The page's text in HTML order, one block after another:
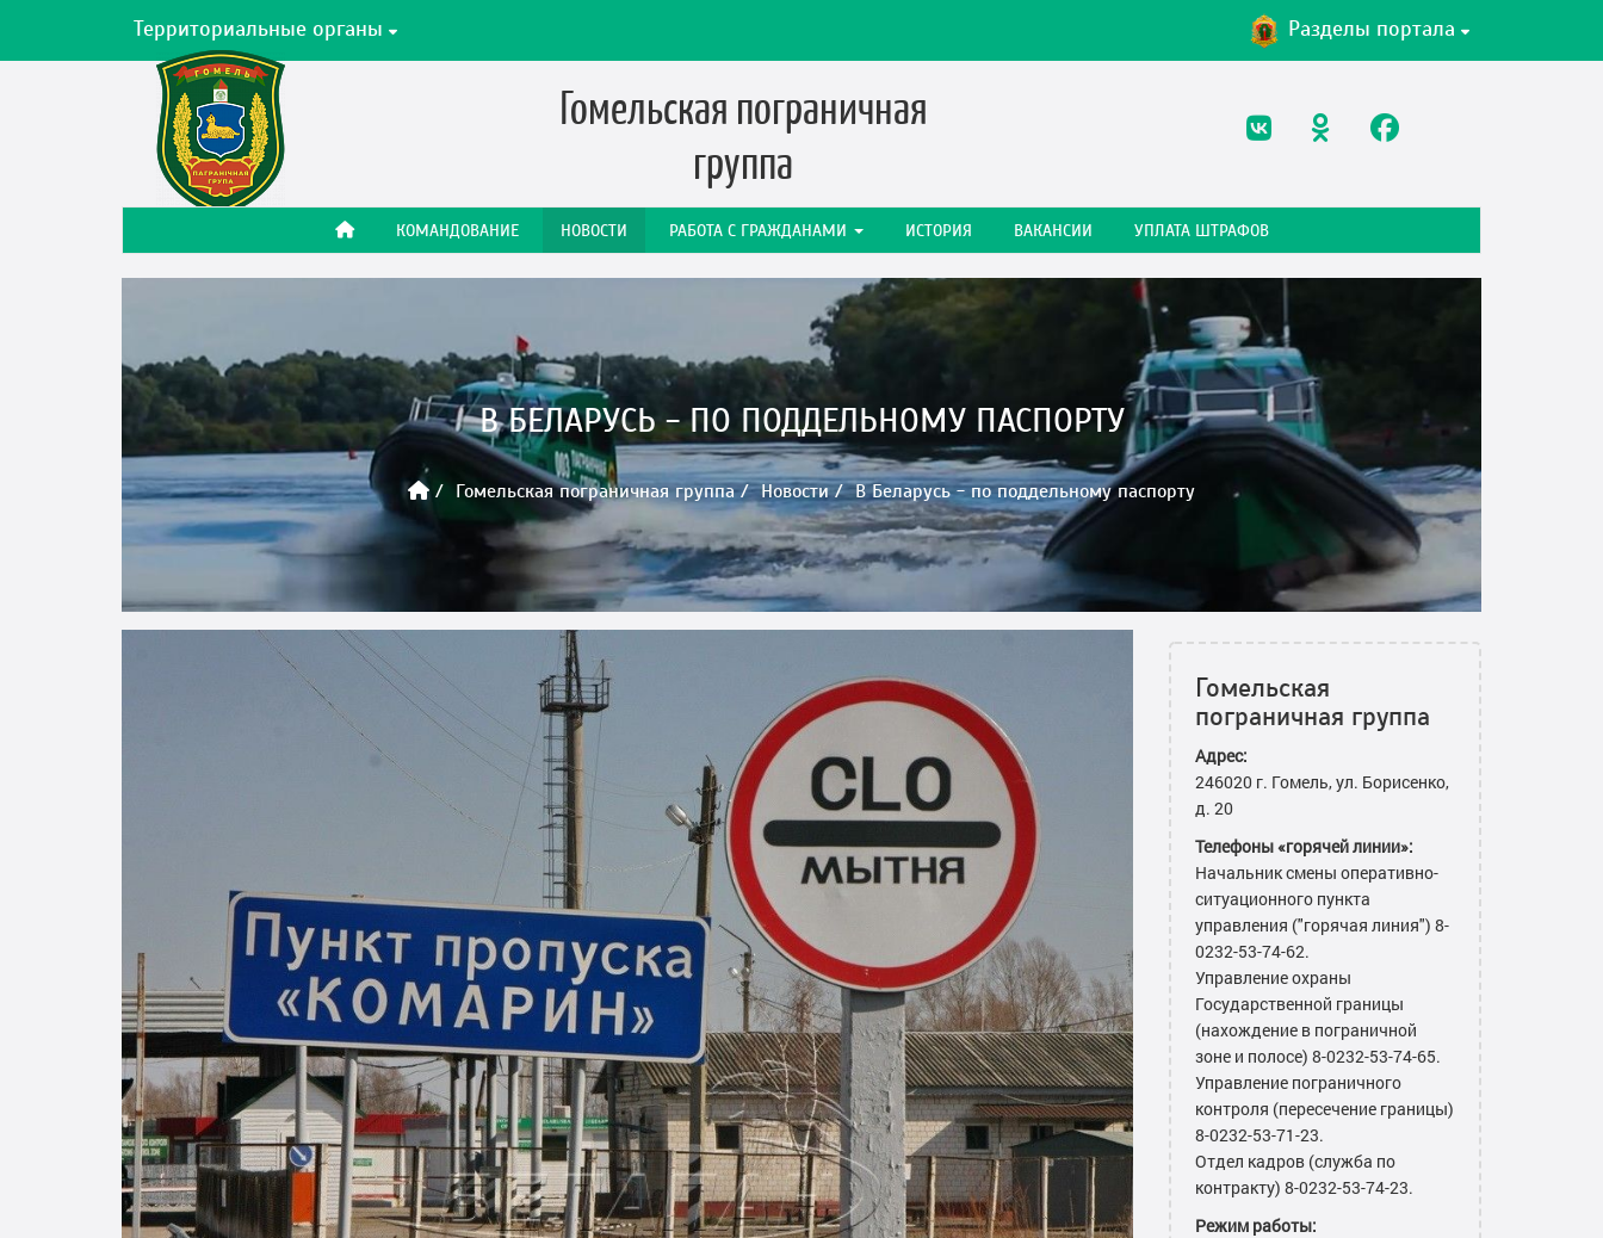
Территориальные органы Разделы портала
Гомельская пограничная
группа
КОМАНДОВАНИЕ НОВОСТИ РАБОТА C ГРАЖДАНАМИ ИСТОРИЯ ВАКАНСИИ УПЛАТА ШТРАФОВ
В БЕЛАРУСЬ - ПО ПОДДЕЛЬНОМУ ПАСПОРТУ
Гомельская пограничная группа Новости В Беларусь - по поддельному паспорту
Гомельская
пограничная группа
Адрес:
246020 г. Гомель, ул. Борисенко,
д. 20
Телефоны «горячей линии»:
Начальник смены оперативно-
ситуационного пункта
управления ("горячая линия") 8-
0232-53-74-62.
Управление охраны
Государственной границы
(нахождение в пограничной
зоне и полосе) 8-0232-53-74-65.
Управление пограничного
контроля (пересечение границы)
8-0232-53-71-23.
Отдел кадров (служба по
контракту) 8-0232-53-74-23.
Режим работы: